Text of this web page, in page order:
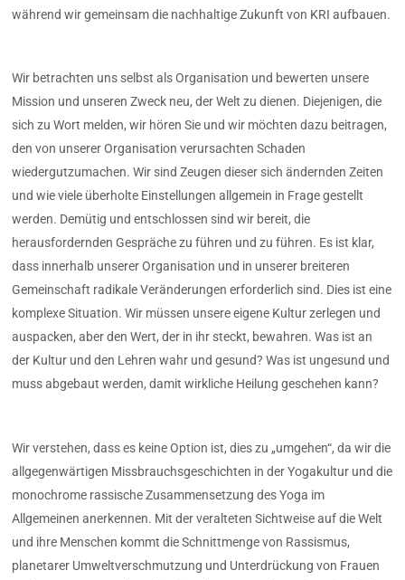
während wir gemeinsam die nachhaltige Zukunft von KRI aufbauen.
Wir betrachten uns selbst als Organisation und bewerten unsere
Mission und unseren Zweck neu, der Welt zu dienen. Diejenigen, die
sich zu Wort melden, wir hören Sie und wir möchten dazu beitragen,
den von unserer Organisation verursachten Schaden
wiedergutzumachen. Wir sind Zeugen dieser sich ändernden Zeiten
und wie viele überholte Einstellungen allgemein in Frage gestellt
werden. Demütig und entschlossen sind wir bereit, die
herausfordernden Gespräche zu führen und zu führen. Es ist klar,
dass innerhalb unserer Organisation und in unserer breiteren
Gemeinschaft radikale Veränderungen erforderlich sind. Dies ist eine
komplexe Situation. Wir müssen unsere eigene Kultur zerlegen und
auspacken, aber den Wert, der in ihr steckt, bewahren. Was ist an
der Kultur und den Lehren wahr und gesund? Was ist ungesund und
muss abgebaut werden, damit wirkliche Heilung geschehen kann?
Wir verstehen, dass es keine Option ist, dies zu „umgehen“, da wir die
allgegenwärtigen Missbrauchsgeschichten in der Yogakultur und die
monochrome rassische Zusammensetzung des Yoga im
Allgemeinen anerkennen. Mit der veralteten Sichtweise auf die Welt
und ihre Menschen kommt die Schnittmenge von Rassismus,
planetarer Umweltverschmutzung und Unterdrückung von Frauen